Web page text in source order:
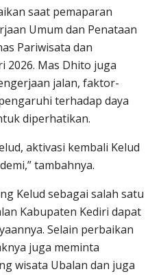
saat pemaparan
Umum dan Penataan
Pariwisata dan
2026. Mas Dhito juga
jalan, faktor-
terhadap daya
diperhatikan.
aktivasi kembali Kelud
tambahnya.
Kelud sebagai salah satu
Kabupaten Kediri dapat
Selain perbaikan
juga meminta
wisata Ubalan dan juga